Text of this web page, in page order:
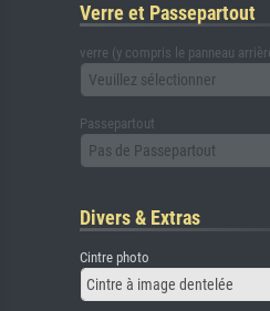
Verre et Passepartout
verre (y compris le panneau
Veuillez sélectionner
Passepartout
Pas de Passepartout
Divers & Extras
Cintre photo
Cintre à image dentelée